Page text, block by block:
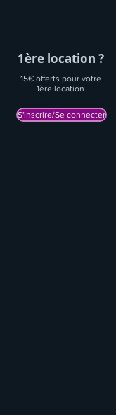
1ère location ?
15€ offerts pour votre
1ère location
S'inscrire/Se connecter